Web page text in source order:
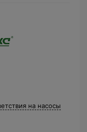
на насосы